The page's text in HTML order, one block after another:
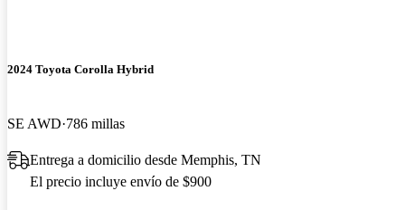
2024 Toyota Corolla Hybrid
SE AWD 786 millas
Entrega a domicilio desde Memphis, TN
El precio incluye envío de $900